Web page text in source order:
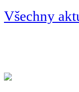
Všechny